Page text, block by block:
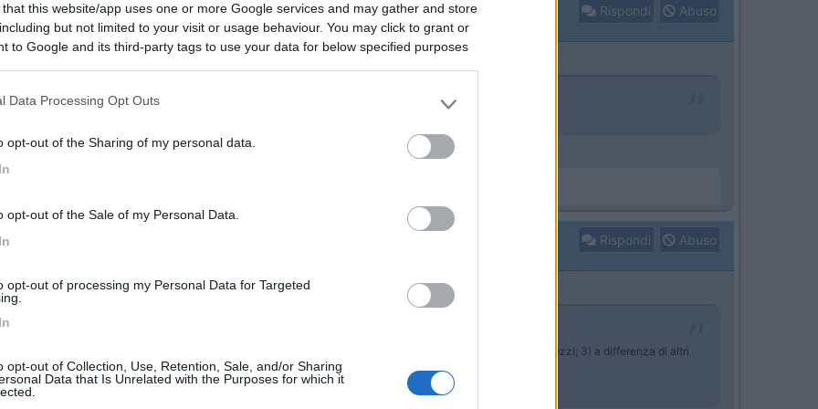
that this website/app uses one or more Google services and may gather and store
but not limited to your visit or usage behaviour. You may click to grant or
to Google and its third-party tags to use your data for below specified purposes
Data Processing Opt Outs
opt-out of the Sharing of my personal data.
opt-out of the Sale of my Personal Data.
opt-out of processing my Personal Data for Targeted
opt-out of Collection, Use, Retention, Sale, and/or Sharing
Data that Is Unrelated with the Purposes for which it
Rispondi Abuso
molti, il meta è/era quello più usato dalle case più blasonate.
Rispondi Abuso
1) leggermente più economico degli altri; 2) istruzioni a colori dettagliatissime e chiare anche ai meno avezzi; 3) a differenza di altri
...